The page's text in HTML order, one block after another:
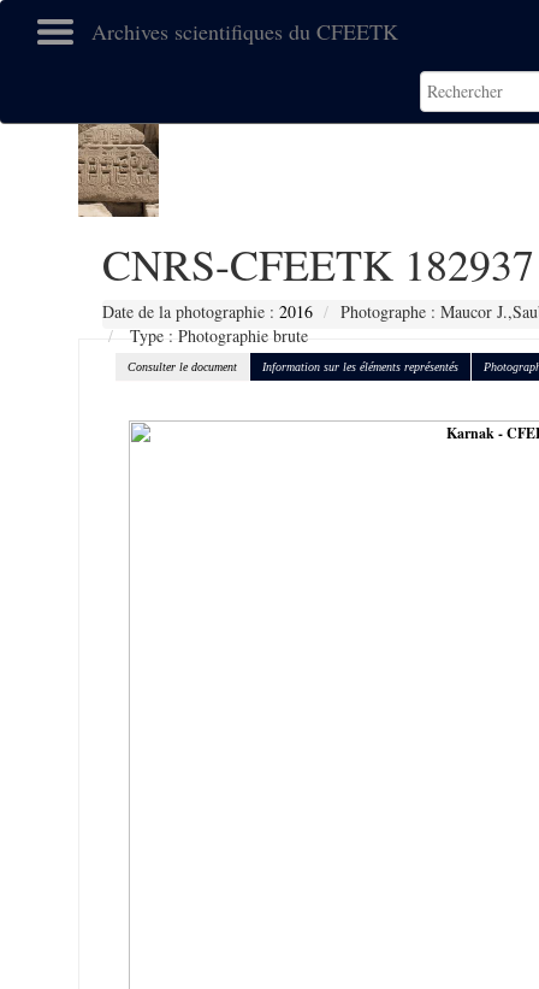
Archives scientifiques du CFEETK
CNRS-CFEETK 182937
Date de la photographie : 2016
Photographe : Maucor
Type : Photographie brute
Consulter le document Information sur les éléments représentés